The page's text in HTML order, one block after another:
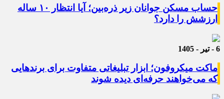
حساب مسکن جوانان زیر ذره‌بین؛ آیا انتظار ۱۰ ساله
ارزشش را دارد؟
6 - تیر - 1405
ماکت میکروفون؛ ابزار تبلیغاتی متفاوت برای برندهایی
که می‌خواهند حرفه‌ای دیده شوند